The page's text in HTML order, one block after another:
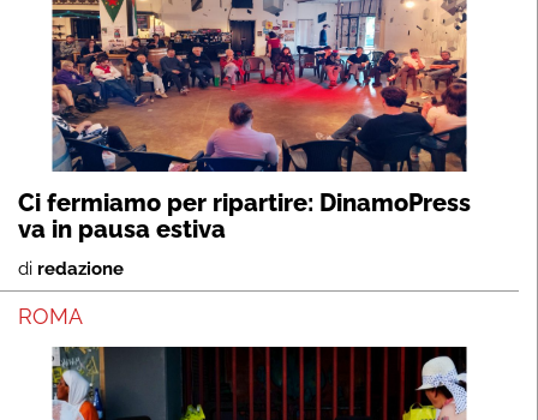
Ci fermiamo per ripartire: DinamoPress
va in pausa estiva
di redazione
ROMA